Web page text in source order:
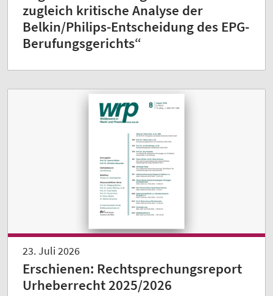
zugleich kritische Analyse der
Belkin/Philips-Entscheidung des EPG-
Berufungsgerichts“
23. Juli 2026
Erschienen: Rechtsprechungsreport
Urheberrecht 2025/2026